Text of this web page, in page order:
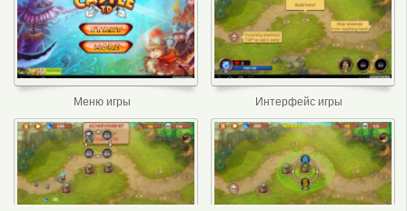
Меню игры Интерфейс игры